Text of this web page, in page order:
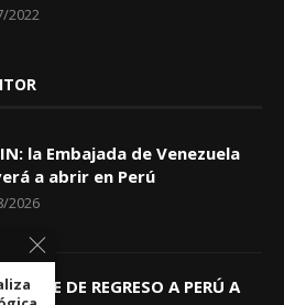
2022
la Embajada de Venezuela
a abrir en Perú
2026
TRAE DE REGRESO A PERÚ A